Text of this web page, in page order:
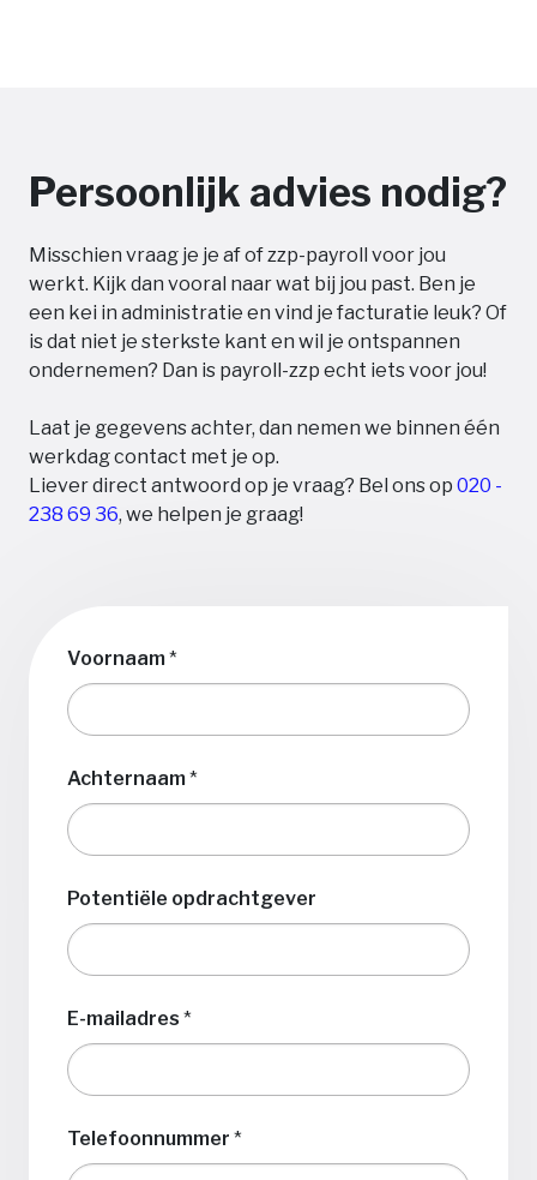
Persoonlijk advies nodig?
Misschien vraag je je af of zzp-payroll voor jou
werkt. Kijk dan vooral naar wat bij jou past. Ben je
een kei in administratie en vind je facturatie leuk? Of
is dat niet je sterkste kant en wil je ontspannen
ondernemen? Dan is payroll-zzp echt iets voor jou!
Laat je gegevens achter, dan nemen we binnen één
werkdag contact met je op.
Liever direct antwoord op je vraag? Bel ons op 020 -
238 69 36, we helpen je graag!
Voornaam*
Achternaam*
Potentiële opdrachtgever
E-mailadres *
Telefoonnummer *